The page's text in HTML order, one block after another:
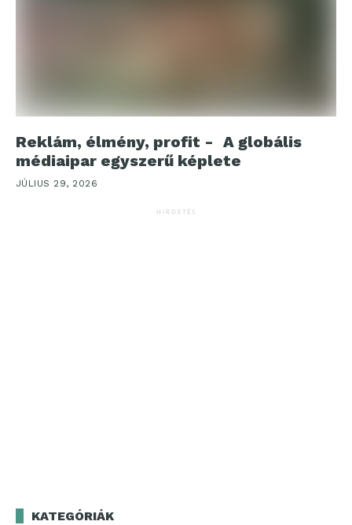
Reklám, élmény, profit - A globális
médiaipar egyszerű képlete
JÚLIUS 29, 2026
HIRDETÉS
KATEGÓRIÁK